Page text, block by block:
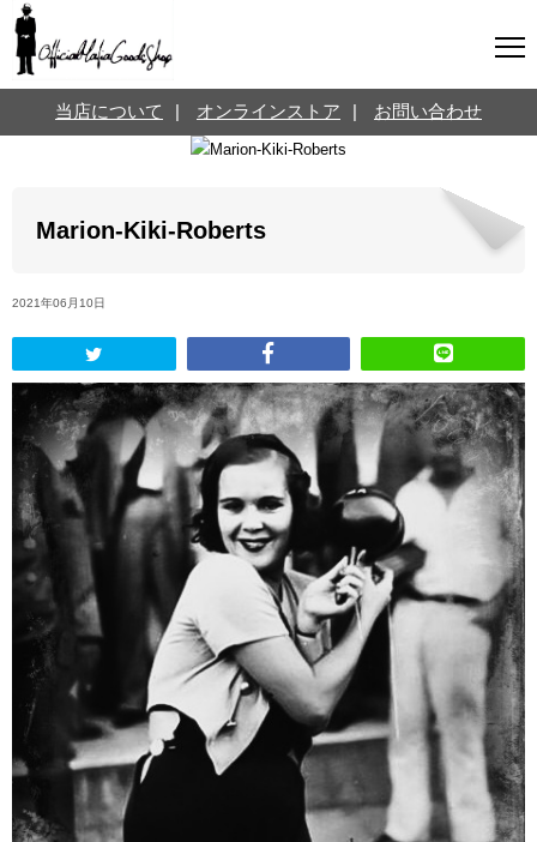
三分で学ぶマフィア暗黒史 名言・悩み相談
映画・ドラマ紹介 映画雑学
時事ニュース 書籍紹介
ABOUT US
当店の紹介
オンラインストア
お問い合わせ
当店について オンラインストア お問い合わせ
Marion-Kiki-Roberts
2021年06月10日
オンラインストア
お問い合わせ